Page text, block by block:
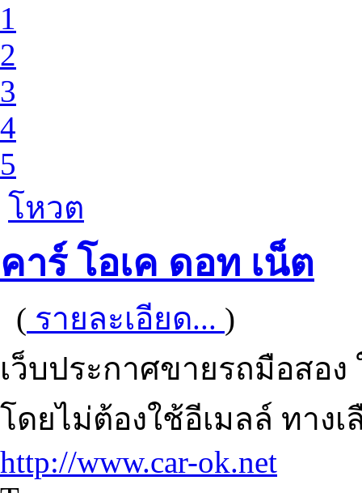
1
2
3
4
5
โหวต
คาร์ โอเค ดอท เน็ต
( รายละเอียด... )
เว็บประกาศขายรถมือสอ
โดยไม่ต้องใช้อีเมลล์ ทาง
http://www.car-ok.net